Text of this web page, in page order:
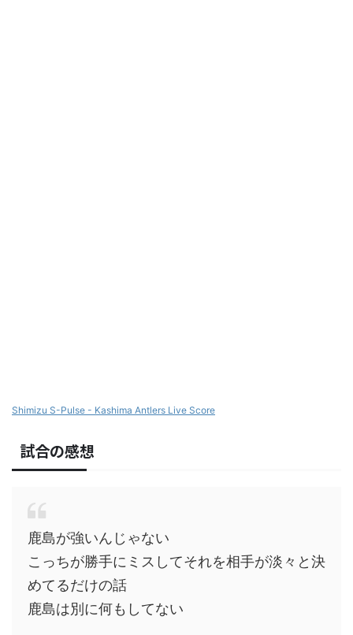
Shimizu S-Pulse - Kashima Antlers Live Score
試合の感想
鹿島が強いんじゃない
こっちが勝手にミスしてそれを相手が淡々と決
めてるだけの話
鹿島は別に何もしてない